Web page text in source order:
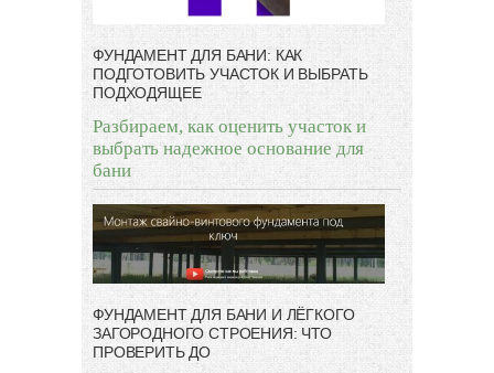
ФУНДАМЕНТ ДЛЯ БАНИ: КАК
ПОДГОТОВИТЬ УЧАСТОК И ВЫБРАТЬ
ПОДХОДЯЩЕЕ
Разбираем, как оценить участок и
выбрать надежное основание для
бани
ФУНДАМЕНТ ДЛЯ БАНИ И ЛЁГКОГО
ЗАГОРОДНОГО СТРОЕНИЯ: ЧТО
ПРОВЕРИТЬ ДО